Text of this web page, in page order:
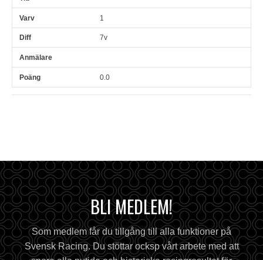
1
7v
0.0
BLI MEDLEM!
Som medlem får du tillgång till alla funktioner på
Svensk Racing. Du stöttar ocksp vårt arbete med att